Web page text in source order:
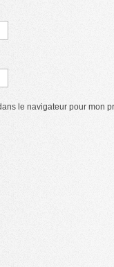
le navigateur pour mon